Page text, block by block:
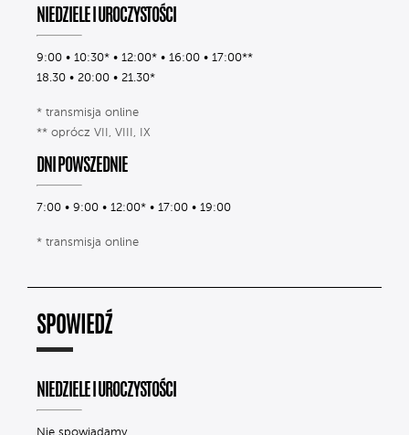
NIEDZIELE I UROCZYSTOŚCI
9:00 • 10:30* • 12:00* • 16:00 • 17:00**
18.30 • 20:00 • 21.30*
* transmisja online
** oprócz VII, VIII, IX
DNI POWSZEDNIE
7:00 • 9:00 • 12:00* • 17:00 • 19:00
* transmisja online
SPOWIEDŹ
NIEDZIELE I UROCZYSTOŚCI